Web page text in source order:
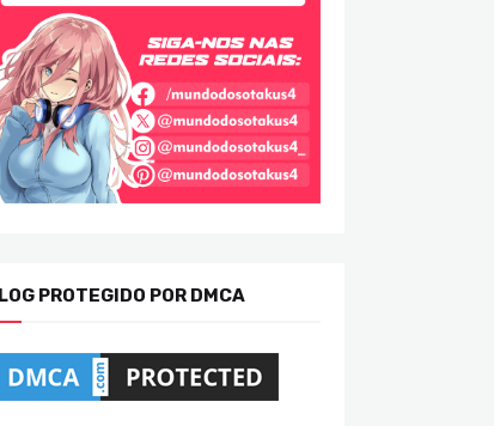
PROTEGIDO POR DMCA